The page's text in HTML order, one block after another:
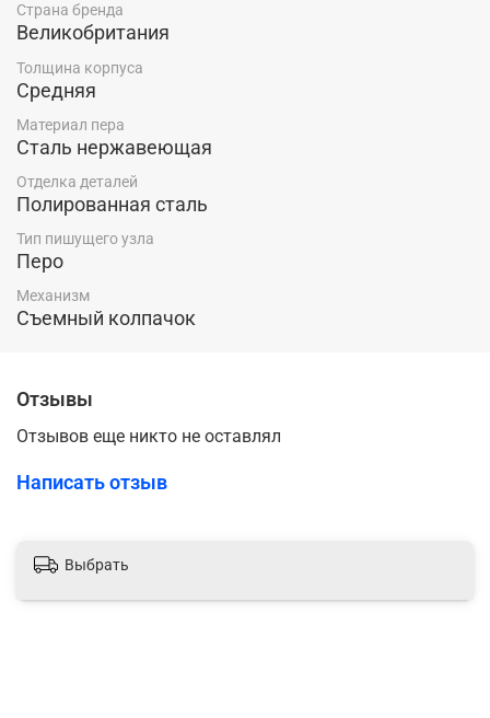
Страна бренда
Великобритания
Толщина корпуса
Средняя
Материал пера
Сталь нержавеющая
Отделка деталей
Полированная сталь
Тип пишущего узла
Перо
Механизм
Съемный колпачок
Отзывы
Отзывов еще никто не оставлял
Написать отзыв
Выбрать